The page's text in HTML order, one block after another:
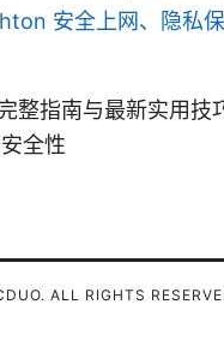
安全上网、隐私
整指南与最新实用技
全性
ALL RIGHTS